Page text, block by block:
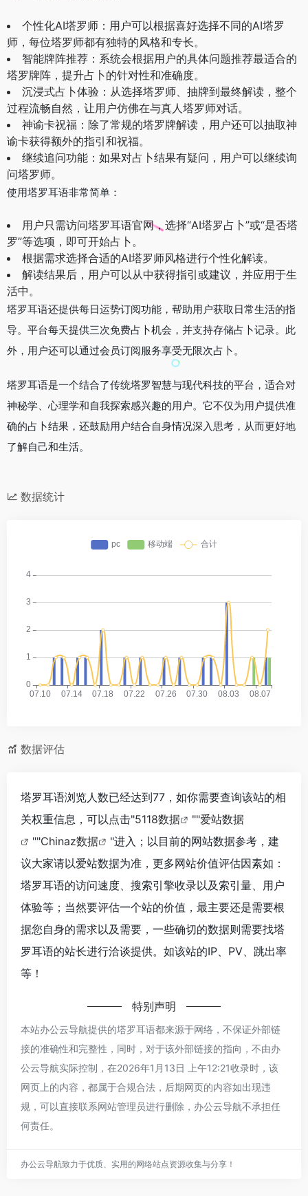
个性化AI塔罗师：用户可以根据喜好选择不同的AI塔罗
师，每位塔罗师都有独特的风格和专长。
智能牌阵推荐：系统会根据用户的具体问题推荐最适合的
塔罗牌阵，提升占卜的针对性和准确度。
沉浸式占卜体验：从选择塔罗师、抽牌到最终解读，整个
过程流畅自然，让用户仿佛在与真人塔罗师对话。
神谕卡祝福：除了常规的塔罗牌解读，用户还可以抽取神
谕卡获得额外的指引和祝福。
继续追问功能：如果对占卜结果有疑问，用户可以继续询
问塔罗师。
使用塔罗耳语非常简单：
用户只需访问塔罗耳语官网，选择“AI塔罗占卜”或“是否塔
罗”等选项，即可开始占卜。
根据需求选择合适的AI塔罗师风格进行个性化解读。
解读结果后，用户可以从中获得指引或建议，并应用于生
活中。
塔罗耳语还提供每日运势订阅功能，帮助用户获取日常生活的指
导。平台每天提供三次免费占卜机会，并支持存储占卜记录。此
外，用户还可以通过会员订阅服务享受无限次占卜。
塔罗耳语是一个结合了传统塔罗智慧与现代科技的平台，适合对
神秘学、心理学和自我探索感兴趣的用户。它不仅为用户提供准
确的占卜结果，还鼓励用户结合自身情况深入思考，从而更好地
了解自己和生活。
数据统计
数据评估
塔罗耳语浏览人数已经达到77，如你需要查询该站的相
关权重信息，可以点击"5118数据 ""爱站数据
""Chinaz数据
"进入；以目前的网站数据参考，建
议大家请以爱站数据为准，更多网站价值评估因素如：
塔罗耳语的访问速度、搜索引擎收录以及索引量、用户
体验等；当然要评估一个站的价值，最主要还是需要根
据您自身的需求以及需要，一些确切的数据则需要找塔
罗耳语的站长进行洽谈提供。如该站的IP、PV、跳出率
等！
特别声明
本站办公云导航提供的塔罗耳语都来源于网络，不保证外部链
接的准确性和完整性，同时，对于该外部链接的指向，不由办
公云导航实际控制，在2026年1月13日 上午12:21收录时，该
网页上的内容，都属于合规合法，后期网页的内容如出现违
规，可以直接联系网站管理员进行删除，办公云导航不承担任
何责任。
办公云导航致力于优质、实用的网络站点资源收集与分享！